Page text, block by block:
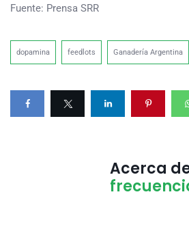
Fuente: Prensa SRR
dopamina feedlots Ganadería Argentina
Acerca